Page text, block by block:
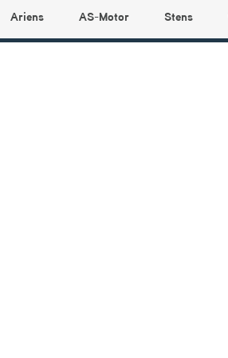
Ariens AS-Motor Stens